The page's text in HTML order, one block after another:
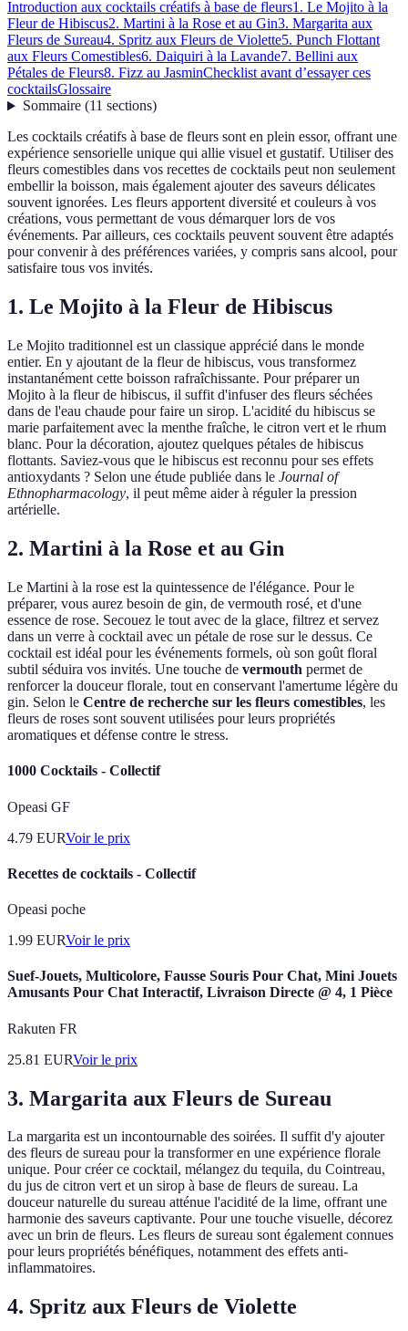
Introduction aux cocktails créatifs à base de fleurs1. Le Mojito à la
Fleur de Hibiscus2. Martini à la Rose et au Gin3. Margarita aux
Fleurs de Sureau4. Spritz aux Fleurs de Violette5. Punch Flottant
aux Fleurs Comestibles6. Daiquiri à la Lavande7. Bellini aux
Pétales de Fleurs8. Fizz au JasminChecklist avant d’essayer ces
cocktailsGlossaire
Sommaire(11 sections)
Les cocktails créatifs à base de fleurs sont en plein essor, offrant une
expérience sensorielle unique qui allie visuel et gustatif. Utiliser des
fleurs comestibles dans vos recettes de cocktails peut non seulement
embellir la boisson, mais également ajouter des saveurs délicates
souvent ignorées. Les fleurs apportent diversité et couleurs à vos
créations, vous permettant de vous démarquer lors de vos
événements. Par ailleurs, ces cocktails peuvent souvent être adaptés
pour convenir à des préférences variées, y compris sans alcool, pour
satisfaire tous vos invités.
1. Le Mojito à la Fleur de Hibiscus
Le Mojito traditionnel est un classique apprécié dans le monde
entier. En y ajoutant de la fleur de hibiscus, vous transformez
instantanément cette boisson rafraîchissante. Pour préparer un
Mojito à la fleur de hibiscus, il suffit d'infuser des fleurs séchées
dans de l'eau chaude pour faire un sirop. L'acidité du hibiscus se
marie parfaitement avec la menthe fraîche, le citron vert et le rhum
blanc. Pour la décoration, ajoutez quelques pétales de hibiscus
flottants. Saviez-vous que le hibiscus est reconnu pour ses effets
antioxydants ? Selon une étude publiée dans le Journal of
Ethnopharmacology, il peut même aider à réguler la pression
artérielle.
2. Martini à la Rose et au Gin
Le Martini à la rose est la quintessence de l'élégance. Pour le
préparer, vous aurez besoin de gin, de vermouth rosé, et d'une
essence de rose. Secouez le tout avec de la glace, filtrez et servez
dans un verre à cocktail avec un pétale de rose sur le dessus. Ce
cocktail est idéal pour les événements formels, où son goût floral
subtil séduira vos invités. Une touche de vermouth permet de
renforcer la douceur florale, tout en conservant l'amertume légère du
gin. Selon le Centre de recherche sur les fleurs comestibles, les
fleurs de roses sont souvent utilisées pour leurs propriétés
aromatiques et défense contre le stress.
1000 Cocktails - Collectif
Opeasi GF
4.79 EURVoir le prix
Recettes de cocktails - Collectif
Opeasi poche
1.99 EURVoir le prix
Suef-Jouets, Multicolore, Fausse Souris Pour Chat, Mini Jouets
Amusants Pour Chat Interactif, Livraison Directe @ 4, 1 Pièce
Rakuten FR
25.81 EURVoir le prix
3. Margarita aux Fleurs de Sureau
La margarita est un incontournable des soirées. Il suffit d'y ajouter
des fleurs de sureau pour la transformer en une expérience florale
unique. Pour créer ce cocktail, mélangez du tequila, du Cointreau,
du jus de citron vert et un sirop à base de fleurs de sureau. La
douceur naturelle du sureau atténue l'acidité de la lime, offrant une
harmonie des saveurs captivante. Pour une touche visuelle, décorez
avec un brin de fleurs. Les fleurs de sureau sont également connues
pour leurs propriétés bénéfiques, notamment des effets anti-
inflammatoires.
4. Spritz aux Fleurs de Violette